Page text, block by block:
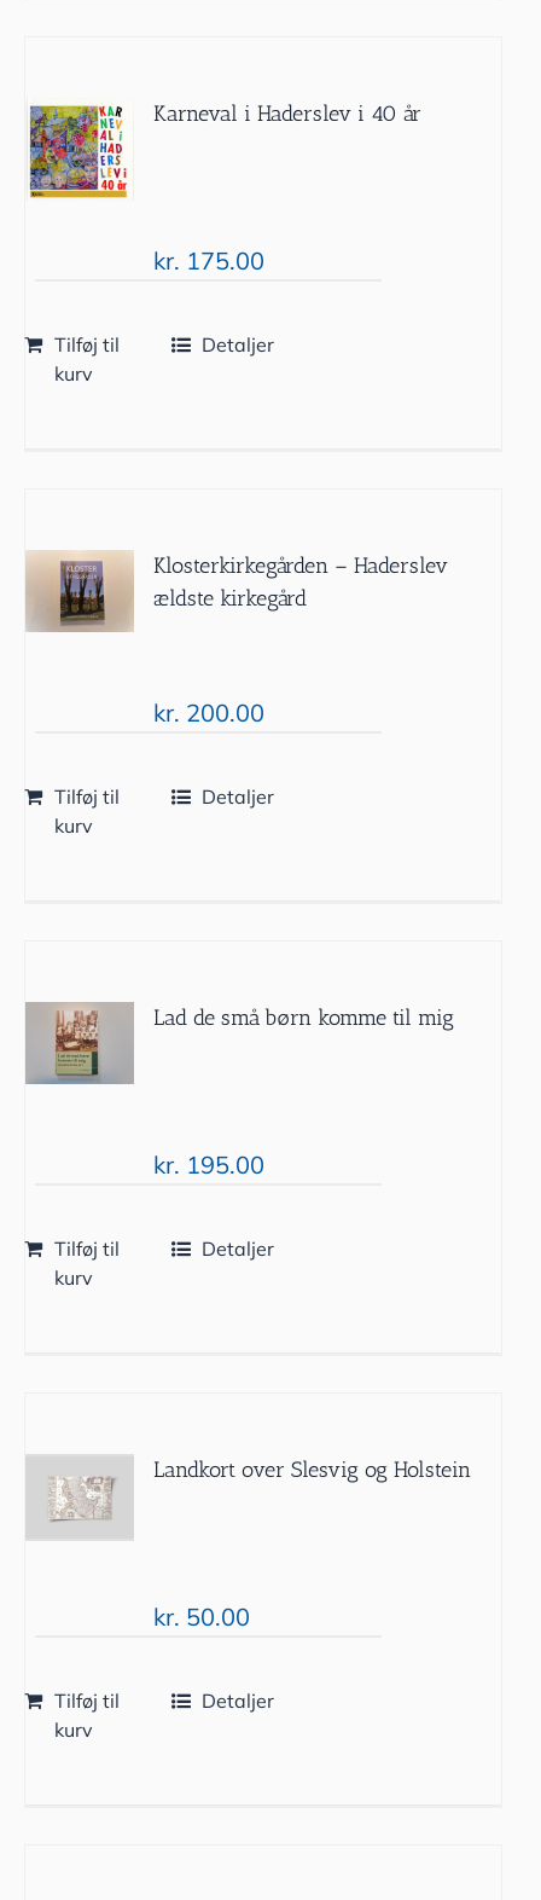
Karneval i Haderslev i 40 år
kr. 175.00
Tilføj til
kurv
Detaljer
Klosterkirkegården – Haderslev
ældste kirkegård
kr. 200.00
Tilføj til
kurv
Detaljer
Lad de små børn komme til mig
kr. 195.00
Tilføj til
kurv
Detaljer
Landkort over Slesvig og Holstein
kr. 50.00
Tilføj til
kurv
Detaljer